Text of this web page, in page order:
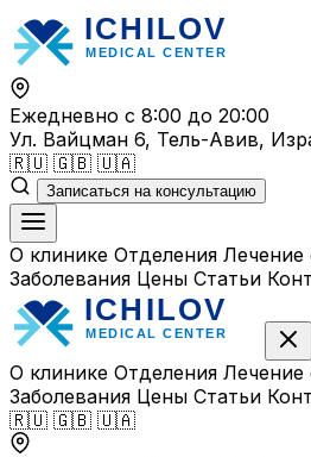
Перейти
к
содержимому
Ежедневно с 8:00 до 20:00
Ул. Вайцман 6, Тель-Авив,
🇷🇺 🇬🇧 🇺🇦
Записаться на консультацию
О клинике Отделения Лечение
Заболевания Цены Статьи
О клинике Отделения Лечение
Заболевания Цены Статьи
🇷🇺 🇬🇧 🇺🇦